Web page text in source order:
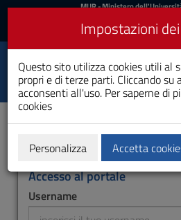
Vai
al
navigazione
sito
MIUR
Accedi
MUR- Ministero
Accedi UniCA
Toggle
navigation
Università
Studi di Cagliari
Accesso al portale
Username
Impostazioni
Questo sito utilizza cookies utili al
propri e di terze parti. Cliccando su
acconsenti all'uso. Per saperne di
cookies
Personalizza Accetta